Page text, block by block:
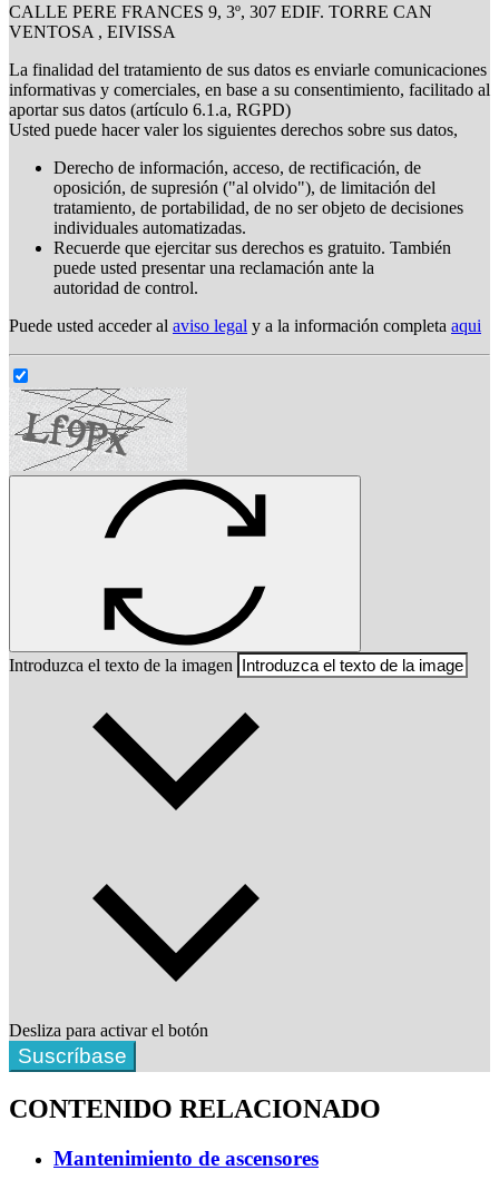
CALLE PERE FRANCES 9, 3º, 307 EDIF. TORRE CAN
VENTOSA , EIVISSA
La finalidad del tratamiento de sus datos es enviarle comunicaciones
informativas y comerciales, en base a su consentimiento, facilitado al
aportar sus datos (artículo 6.1.a, RGPD)
Usted puede hacer valer los siguientes derechos sobre sus datos,
Derecho de información, acceso, de rectificación, de
oposición, de supresión ("al olvido"), de limitación del
tratamiento, de portabilidad, de no ser objeto de decisiones
individuales automatizadas.
Recuerde que ejercitar sus derechos es gratuito. También
puede usted presentar una reclamación ante la
autoridad de control.
Puede usted acceder al aviso legal y a la información completa aqui
Introduzca el texto de la imagen
Desliza para activar el botón
Suscríbase
CONTENIDO RELACIONADO
Mantenimiento de ascensores